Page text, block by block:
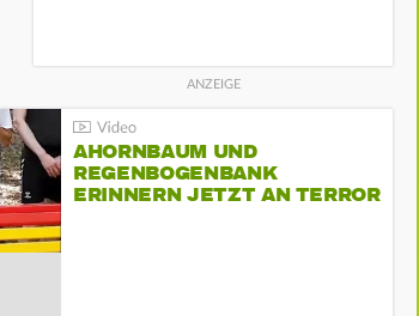
AHORNBAUM UND
REGENBOGENBANK
ERINNERN JETZT AN TERROR